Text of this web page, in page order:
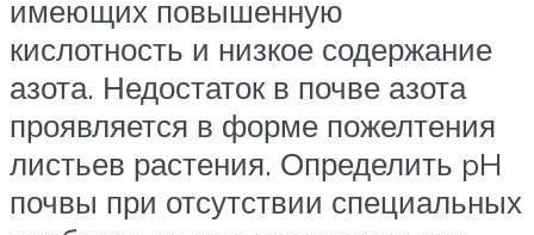
имеющих повышенную
кислотность и низкое содержание
азота. Недостаток в почве азота
проявляется в форме пожелтения
листьев растения. Определить pH
почвы при отсутствии специальных